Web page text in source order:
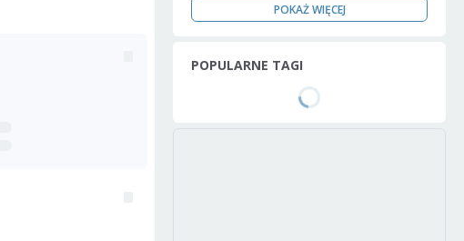
POKAŻ WIĘCEJ
POPULARNE TAGI